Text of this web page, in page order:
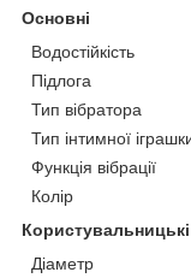
Основні
Водостійкість
Підлога
Тип вібратора
Тип інтимної
Функція вібрації
Колір
Діаметр